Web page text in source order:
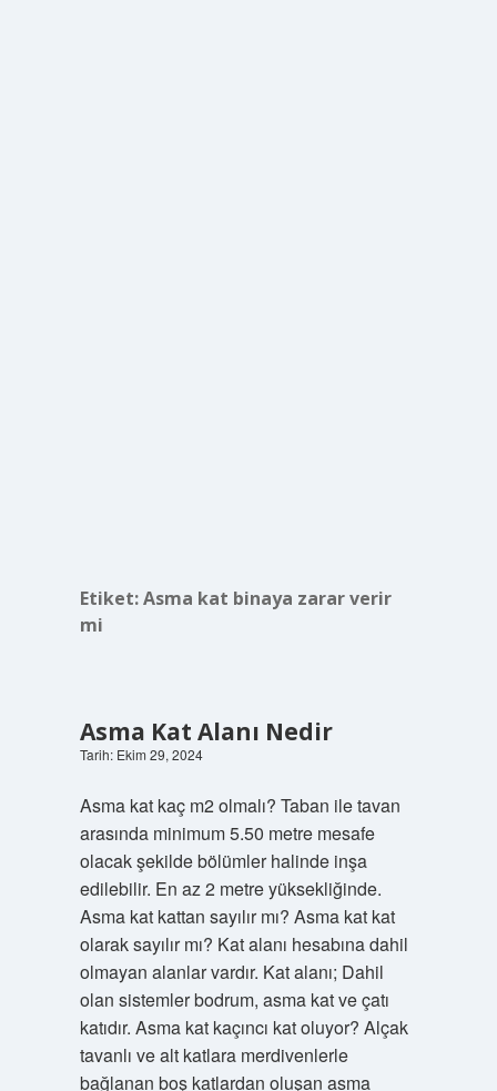
Etiket:Asma kat binaya zarar verir
mi
Asma Kat Alanı Nedir
Tarih: Ekim 29, 2024
Asma kat kaç m2 olmalı? Taban ile tavan
arasında minimum 5.50 metre mesafe
olacak şekilde bölümler halinde inşa
edilebilir. En az 2 metre yüksekliğinde.
Asma kat kattan sayılır mı? Asma kat kat
olarak sayılır mı? Kat alanı hesabına dahil
olmayan alanlar vardır. Kat alanı; Dahil
olan sistemler bodrum, asma kat ve çatı
katıdır. Asma kat kaçıncı kat oluyor? Alçak
tavanlı ve alt katlara merdivenlerle
bağlanan boş katlardan oluşan asma